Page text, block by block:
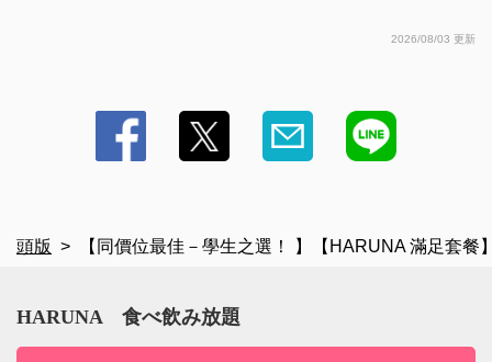
2026/08/03 更新
頭版 【同價位最佳－學生之選！ 】【HARUNA 滿足套
HARUNA 食べ飲み放題